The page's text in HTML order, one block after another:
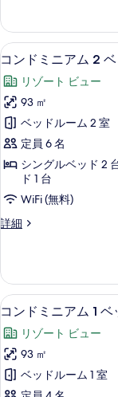
を
表
示
す
る
ド
ル
ー
ム
(H105)
の
す
べ
の
写
表
示
す
る
ニ
ア
ム
ベ
ッ
ド
ル
ー
ム
(H105)
詳
細
コ
ン
ド
ミ
ニ
ア
2
ベ
ル
ー
ム
(H106)
の
す
19
コンドミニアム 2
リゾート ビュー
93 ㎡
ベッドルーム 2 室
定員 6 名
シングルベッド 2
ド 1 台
WiFi (無料)
詳細
コ
ニ
ア
ム
ベ
ッ
ド
ル
コ
ン
ド
ミ
ニ
22
コンドミニアム 1
リゾート ビュー
93 ㎡
ベッドルーム 1 室